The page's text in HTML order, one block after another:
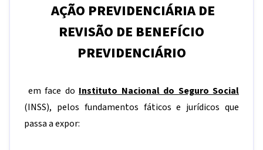
AÇÃO PREVIDENCIÁRIA DE
REVISÃO DE BENEFÍCIO
PREVIDENCIÁRIO
em face do Instituto Nacional do Seguro Social
(INSS), pelos fundamentos fáticos e jurídicos que
passa a expor: